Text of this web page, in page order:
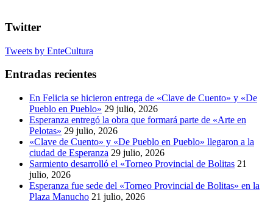
Twitter
Tweets by EnteCultura
Entradas recientes
En Felicia se hicieron entrega de «Clave de Cuento» y «De
Pueblo en Pueblo» 29 julio, 2026
Esperanza entregó la obra que formará parte de «Arte en
Pelotas» 29 julio, 2026
«Clave de Cuento» y «De Pueblo en Pueblo» llegaron a la
ciudad de Esperanza 29 julio, 2026
Sarmiento desarrolló el «Torneo Provincial de Bolitas 21
julio, 2026
Esperanza fue sede del «Torneo Provincial de Bolitas» en la
Plaza Manucho 21 julio, 2026